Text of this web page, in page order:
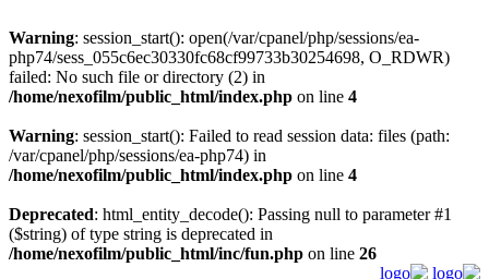
Warning: session_start(): open(/var/cpanel/php/sessions/ea-
php74/sess_055c6ec30330fc68cf99733b30254698, O_RDWR)
failed: No such file or directory (2) in
/home/nexofilm/public_html/index.php on line 4
Warning: session_start(): Failed to read session data: files (path:
/var/cpanel/php/sessions/ea-php74) in
/home/nexofilm/public_html/index.php on line 4
Deprecated: html_entity_decode(): Passing null to parameter #1
($string) of type string is deprecated in
/home/nexofilm/public_html/inc/fun.php on line 26